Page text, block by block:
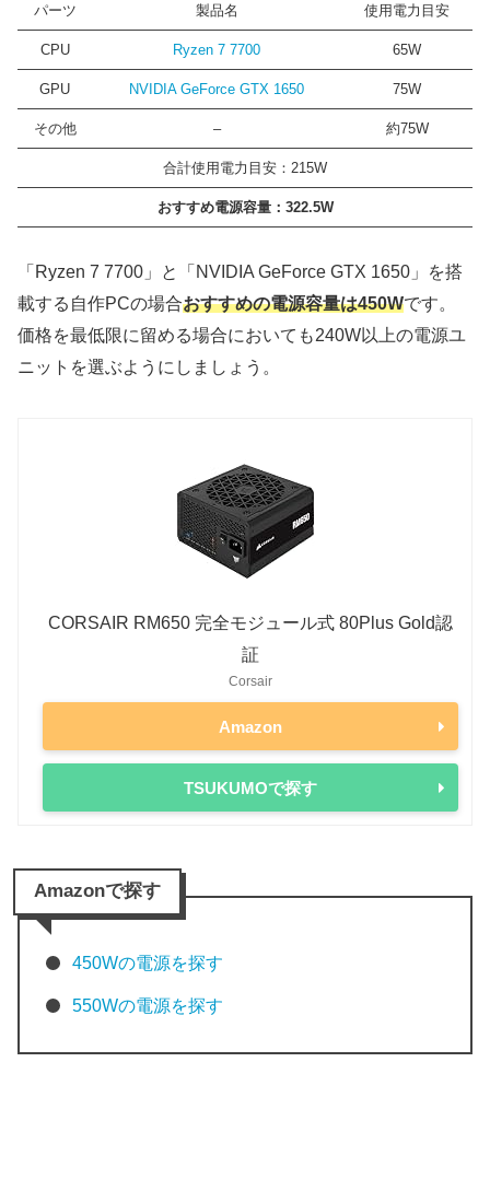
パーツ 製品名 使用電力目安
CPU Ryzen 7 7700 65W
GPU NVIDIA GeForce GTX 1650 75W
その他 – 約75W
合計使用電力目安：215W
おすすめ電源容量：322.5W
「Ryzen 7 7700」と「NVIDIA GeForce GTX 1650」を搭
載する自作PCの場合おすすめの電源容量は450Wです。
価格を最低限に留める場合においても240W以上の電源ユ
ニットを選ぶようにしましょう。
CORSAIR RM650 完全モジュール式 80Plus Gold認
証
Corsair
Amazon
TSUKUMOで探す
Amazonで探す
450Wの電源を探す
550Wの電源を探す